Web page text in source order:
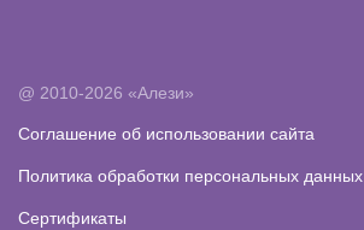
@ 2010-2026 «Алези»
Соглашение об использовании сайта
Политика обработки персональных данных
Сертификаты